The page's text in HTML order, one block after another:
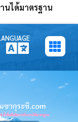
นได้มาตรฐาน